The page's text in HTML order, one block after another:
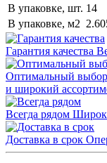
В упаковке, шт. 14
В упаковке, м2
Гарантия качества
Оптимальный выбор
и широкий
Всегда рядом
Доставка в срок